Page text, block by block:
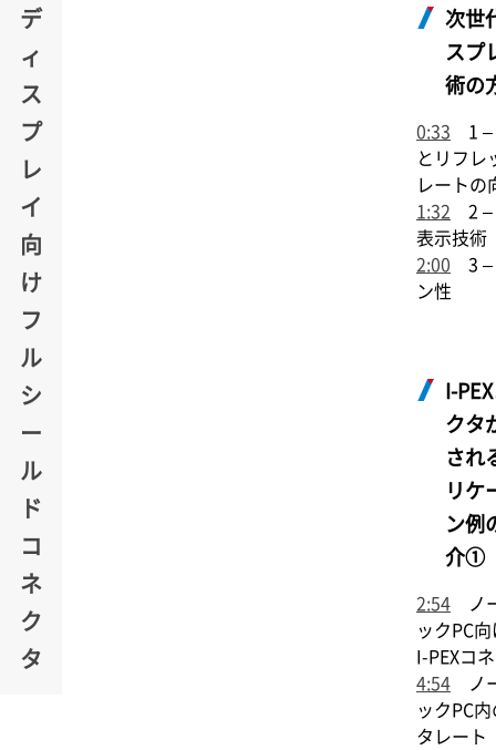
デ
ィ
ス
プ
レ
イ
向
け
フ
ル
シ
ー
ル
ド
コ
ネ
ク
タ
次世
スプ
術の
0:33 1 –
とリフレ
レートの
1:32 2 –
表示技術
2:00 3 –
ン性
I-PEX
クタ
され
リケ
ン例
介①
2:54 ノ
ックPC
I-PEXコ
4:54 ノ
ックPC
タレート